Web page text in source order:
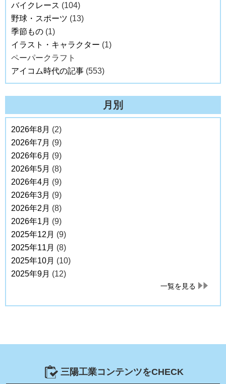
バイクレース (104)
野球・スポーツ (13)
季節もの (1)
イラスト・キャラクター (1)
ペーパークラフト
アイコム時代の記事 (553)
月別
2026年8月 (2)
2026年7月 (9)
2026年6月 (9)
2026年5月 (8)
2026年4月 (9)
2026年3月 (9)
2026年2月 (8)
2026年1月 (9)
2025年12月 (9)
2025年11月 (8)
2025年10月 (10)
2025年9月 (12)
一覧を見る
三陽工業コンテンツをCHECK